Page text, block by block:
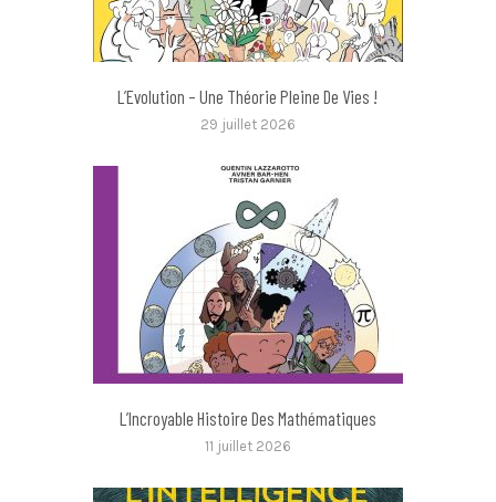
L’Evolution – Une Théorie Pleine De Vies !
29 juillet 2026
L’Incroyable Histoire Des Mathématiques
11 juillet 2026